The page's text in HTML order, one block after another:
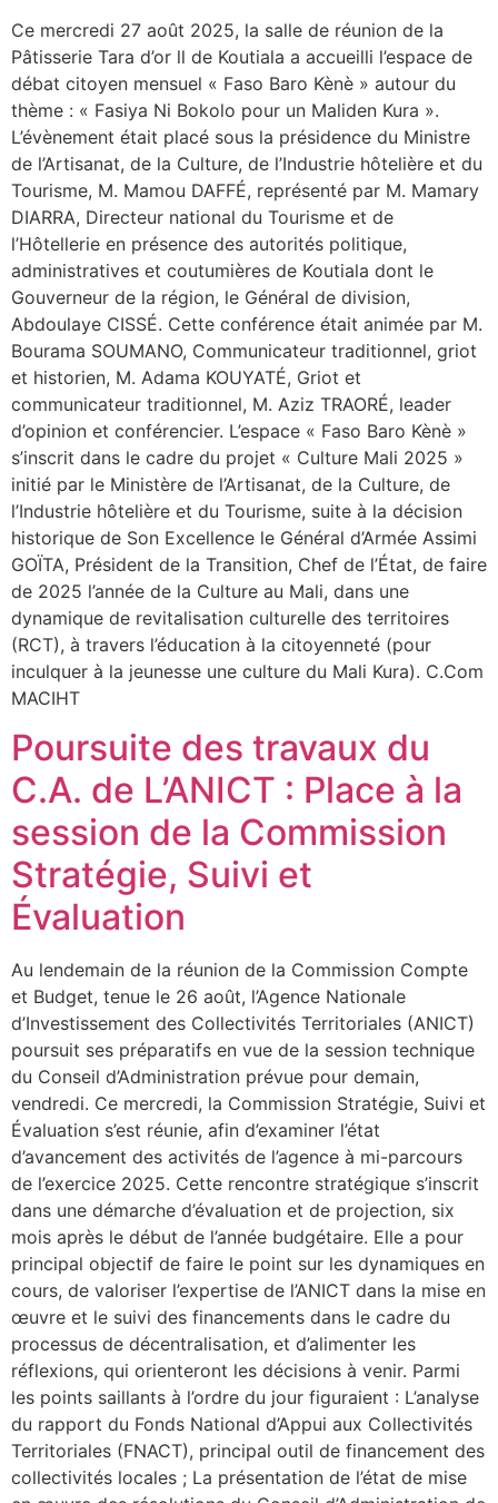
Ce mercredi 27 août 2025, la salle de réunion de la
Pâtisserie Tara d’or ll de Koutiala a accueilli l’espace de
débat citoyen mensuel « Faso Baro Kènè » autour du
thème : « Fasiya Ni Bokolo pour un Maliden Kura ».
L’évènement était placé sous la présidence du Ministre
de l’Artisanat, de la Culture, de l’Industrie hôtelière et du
Tourisme, M. Mamou DAFFÉ, représenté par M. Mamary
DIARRA, Directeur national du Tourisme et de
l’Hôtellerie en présence des autorités politique,
administratives et coutumières de Koutiala dont le
Gouverneur de la région, le Général de division,
Abdoulaye CISSÉ. Cette conférence était animée par M.
Bourama SOUMANO, Communicateur traditionnel, griot
et historien, M. Adama KOUYATÉ, Griot et
communicateur traditionnel, M. Aziz TRAORÉ, leader
d’opinion et conférencier. L’espace « Faso Baro Kènè »
s’inscrit dans le cadre du projet « Culture Mali 2025 »
initié par le Ministère de l’Artisanat, de la Culture, de
l’Industrie hôtelière et du Tourisme, suite à la décision
historique de Son Excellence le Général d’Armée Assimi
GOÏTA, Président de la Transition, Chef de l’État, de faire
de 2025 l’année de la Culture au Mali, dans une
dynamique de revitalisation culturelle des territoires
(RCT), à travers l’éducation à la citoyenneté (pour
inculquer à la jeunesse une culture du Mali Kura). C.Com
MACIHT
Poursuite des travaux du
C.A. de L’ANICT : Place à la
session de la Commission
Stratégie, Suivi et
Évaluation
Au lendemain de la réunion de la Commission Compte
et Budget, tenue le 26 août, l’Agence Nationale
d’Investissement des Collectivités Territoriales (ANICT)
poursuit ses préparatifs en vue de la session technique
du Conseil d’Administration prévue pour demain,
vendredi. Ce mercredi, la Commission Stratégie, Suivi et
Évaluation s’est réunie, afin d’examiner l’état
d’avancement des activités de l’agence à mi-parcours
de l’exercice 2025. Cette rencontre stratégique s’inscrit
dans une démarche d’évaluation et de projection, six
mois après le début de l’année budgétaire. Elle a pour
principal objectif de faire le point sur les dynamiques en
cours, de valoriser l’expertise de l’ANICT dans la mise en
œuvre et le suivi des financements dans le cadre du
processus de décentralisation, et d’alimenter les
réflexions, qui orienteront les décisions à venir. Parmi
les points saillants à l’ordre du jour figuraient : L’analyse
du rapport du Fonds National d’Appui aux Collectivités
Territoriales (FNACT), principal outil de financement des
collectivités locales ; La présentation de l’état de mise